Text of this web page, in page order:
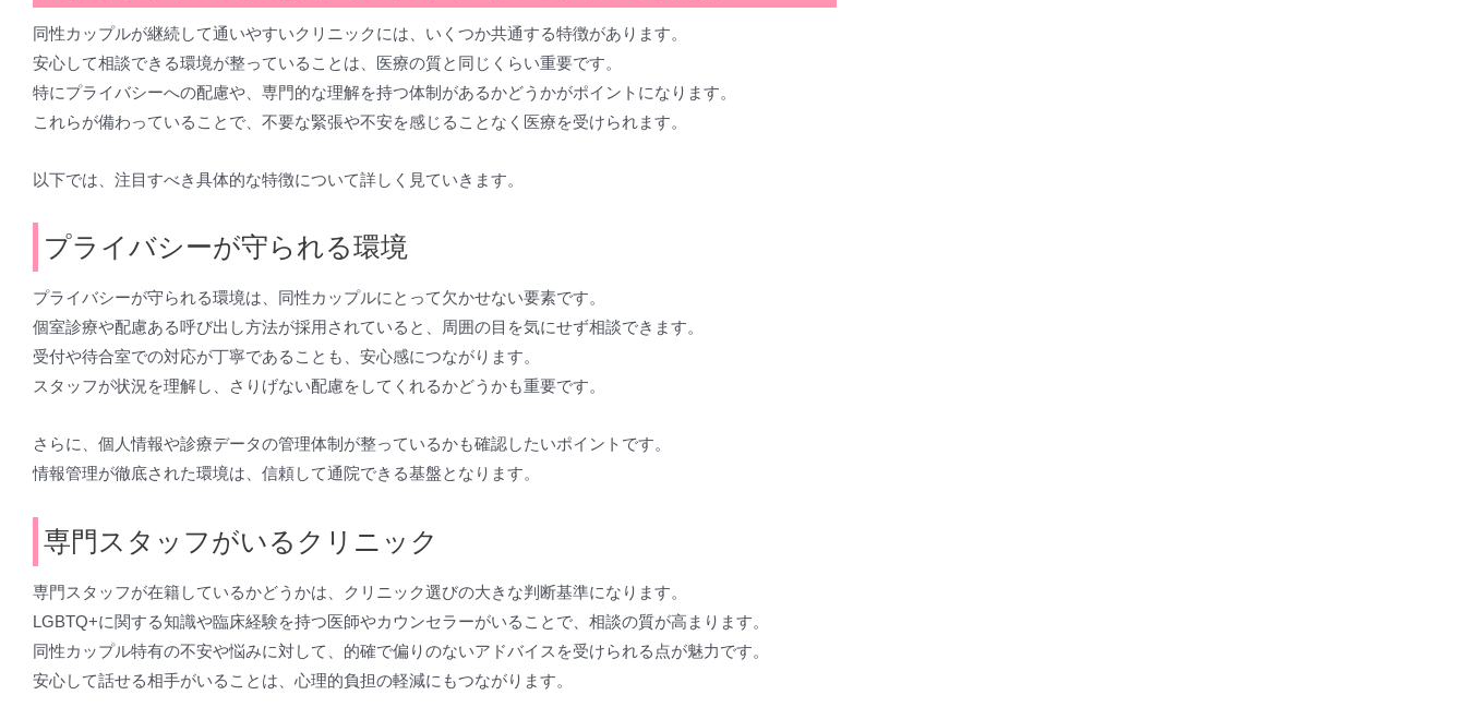
同性カップルが継続して通いやすいクリニックには、いくつか共通する特徴があります。
安心して相談できる環境が整っていることは、医療の質と同じくらい重要です。
特にプライバシーへの配慮や、専門的な理解を持つ体制があるかどうかがポイントになります。
これらが備わっていることで、不要な緊張や不安を感じることなく医療を受けられます。
以下では、注目すべき具体的な特徴について詳しく見ていきます。
プライバシーが守られる環境
プライバシーが守られる環境は、同性カップルにとって欠かせない要素です。
個室診療や配慮ある呼び出し方法が採用されていると、周囲の目を気にせず相談できます。
受付や待合室での対応が丁寧であることも、安心感につながります。
スタッフが状況を理解し、さりげない配慮をしてくれるかどうかも重要です。
さらに、個人情報や診療データの管理体制が整っているかも確認したいポイントです。
情報管理が徹底された環境は、信頼して通院できる基盤となります。
専門スタッフがいるクリニック
専門スタッフが在籍しているかどうかは、クリニック選びの大きな判断基準になります。
LGBTQ+に関する知識や臨床経験を持つ医師やカウンセラーがいることで、相談の質が高まります。
同性カップル特有の不安や悩みに対して、的確で偏りのないアドバイスを受けられる点が魅力です。
安心して話せる相手がいることは、心理的負担の軽減にもつながります。